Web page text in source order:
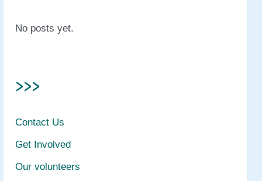
No posts yet.
>>>
Contact Us
Get Involved
Our volunteers